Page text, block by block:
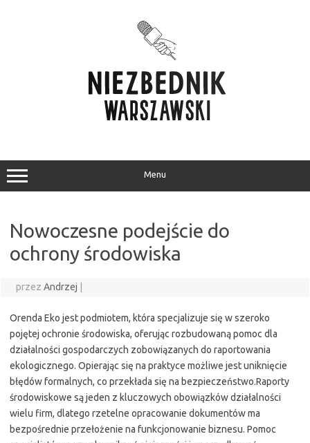
Menu
Nowoczesne podejście do
ochrony środowiska
przez Andrzej
Orenda Eko jest podmiotem, która specjalizuje się w szeroko
pojętej ochronie środowiska, oferując rozbudowaną pomoc dla
działalności gospodarczych zobowiązanych do raportowania
ekologicznego. Opierając się na praktyce możliwe jest uniknięcie
błędów formalnych, co przekłada się na bezpieczeństwo.Raporty
środowiskowe są jeden z kluczowych obowiązków działalności
wielu firm, dlatego rzetelne opracowanie dokumentów ma
bezpośrednie przełożenie na funkcjonowanie biznesu. Pomoc